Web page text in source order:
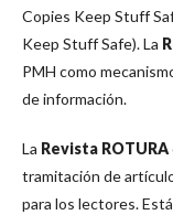
Copies Keep Stuff
Keep Stuff Safe). La
PMH como
de información.
La Revista ROTURA
tramitación de
para los lectores.